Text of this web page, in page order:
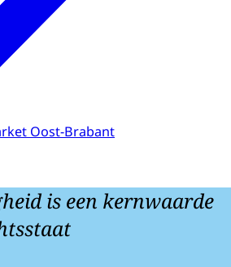
Oost-Brabant
is een kernwaarde